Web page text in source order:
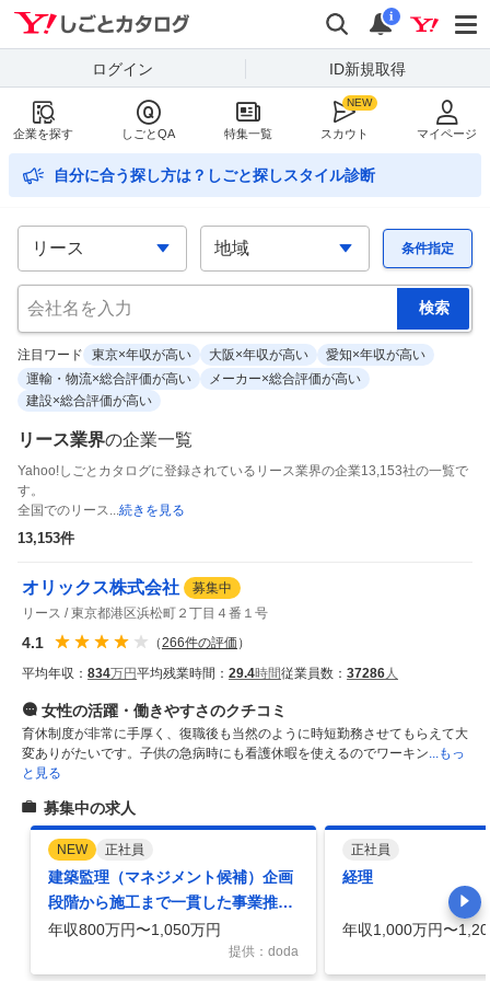
検索
通知
i
ログイン ID新規取得
企業を探す しごとQA 特集一覧 スカウト マイページ
自分に合う探し方は？しごと探しスタイル診断
条件指定
注目ワード 東京×年収が高い 大阪×年収が高い
愛知×年収が高い
運輸・物流×総合評価が高い
メーカー×総合評価が高い
建設×総合評価が高い
リース業界の企業一覧
Yahoo!しごとカタログに登録されているリース業界の企業13,153社の一覧で
す。
全国でのリース...続きを見る
13,153件
オリックス株式会社
募集中
リース
東京都港区浜松町２丁目４番１号
4.1 （266件の評価 ）
平均年収： 834万円平均残業時間： 29.4時間従業員数： 37286 人
女性の活躍・働きやすさのクチコミ
育休制度が非常に手厚く、復職後も当然のように時短勤務させてもらえて大
変ありがたいです。子供の急病時にも看護休暇を使えるのでワーキン ...もっ
と見る
募集中の求人
NEW 正社員
建築監理（マネジメント候補）企画
段階から施工まで一貫した事業推進
一級建築士・建築設備士歓迎
年収800万円〜1,050万円
提供：doda
正社員
経理
年収1,000万円〜